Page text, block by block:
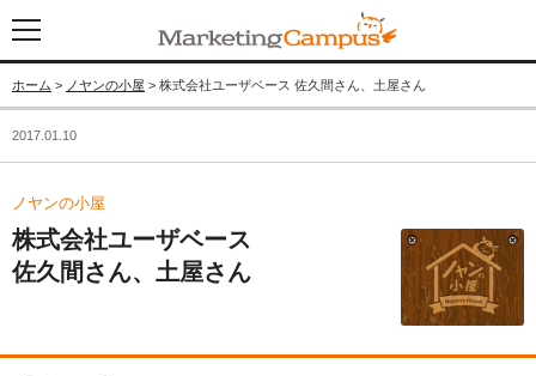
ホーム > ノヤンの小屋 > 株式会社ユーザベース 佐久間さん、土屋さん
2017.01.10
ノヤンの小屋
株式会社ユーザベース
佐久間さん、土屋さん